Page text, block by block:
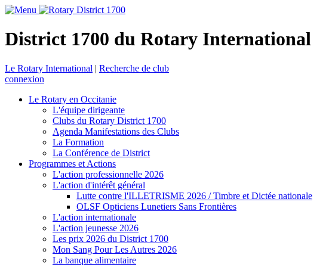
District 1700 du Rotary International
Le Rotary International | Recherche de club
connexion
Le Rotary en Occitanie
L'équipe dirigeante
Clubs du Rotary District 1700
Agenda Manifestations des Clubs
La Formation
La Conférence de District
Programmes et Actions
L'action professionnelle 2026
L'action d'intérêt général
Lutte contre l'ILLETRISME 2026 / Timbre et Dictée nationale
OLSF Opticiens Lunetiers Sans Frontières
L'action internationale
L'action jeunesse 2026
Les prix 2026 du District 1700
Mon Sang Pour Les Autres 2026
La banque alimentaire